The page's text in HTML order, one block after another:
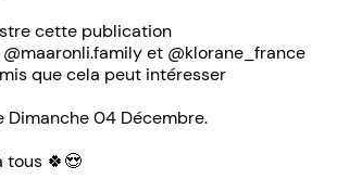
cette publication
et @klorane_france
que cela peut intéresser
Dimanche 04 Décembre.
tous 🍀😍